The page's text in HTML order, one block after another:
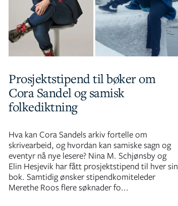
Prosjektstipend til bøker om
Cora Sandel og samisk
folkediktning
Hva kan Cora Sandels arkiv fortelle om
skrivearbeid, og hvordan kan samiske sagn og
eventyr nå nye lesere? Nina M. Schjønsby og
Elin Hesjevik har fått prosjektstipend til hver sin
bok. Samtidig ønsker stipendkomiteleder
Merethe Roos flere søknader fo...